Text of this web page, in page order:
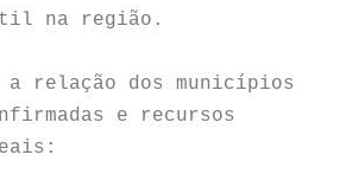
na região.
a relação dos municípios
e recursos